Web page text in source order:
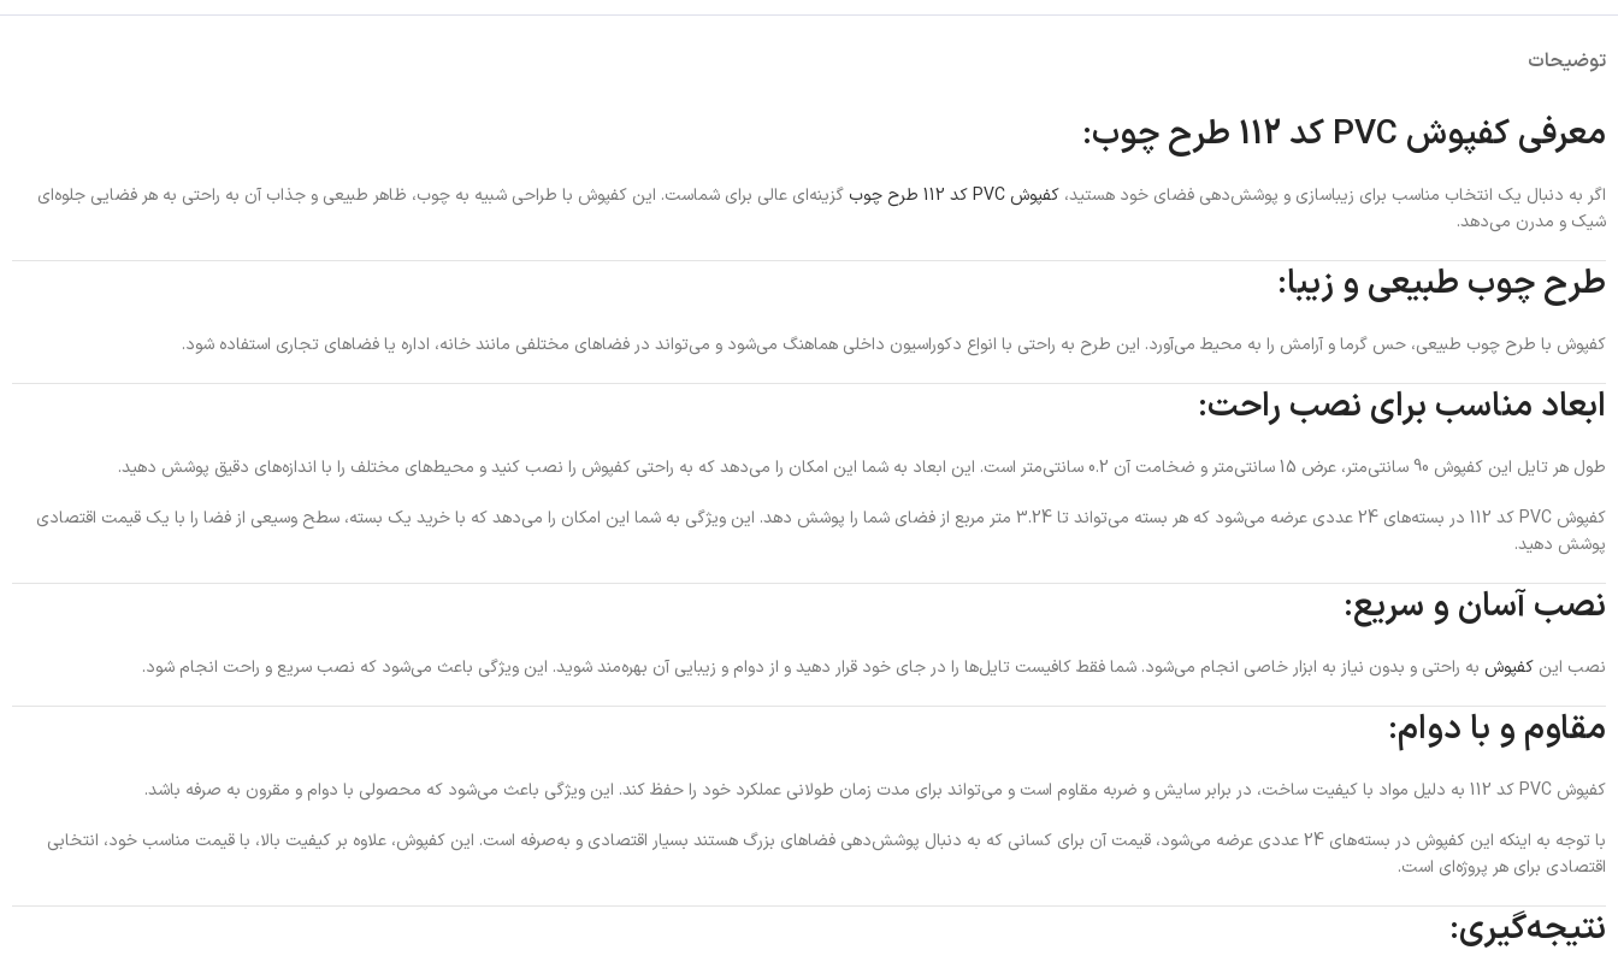
توضیحات
معرفی کفپوش PVC کد 112 طرح چوب:
اگر به دنبال یک انتخاب مناسب برای زیباسازی و پوشش‌دهی فضای خود هستید، کفپوش PVC کد 112 طرح چوب
گزینه‌ای عالی برای شماست. این کفپوش با طراحی شبیه به چوب، ظاهر طبیعی و جذاب آن به راحتی به هر فضایی جلوه‌ای
شیک و مدرن می‌دهد.
طرح چوب طبیعی و زیبا:
کفپوش با طرح چوب طبیعی، حس گرما و آرامش را به محیط می‌آورد. این طرح به راحتی با انواع دکوراسیون داخلی هماهنگ می‌شود و می‌تواند در فضاهای مختلفی مانند خانه، اداره یا فضاهای تجاری استفاده شود.
ابعاد مناسب برای نصب راحت:
طول هر تایل این کفپوش 90 سانتی‌متر، عرض 15 سانتی‌متر و ضخامت آن 0.2 سانتی‌متر است. این ابعاد به شما این امکان را می‌دهد که به راحتی کفپوش را نصب کنید و محیط‌های مختلف را با اندازه‌های دقیق پوشش دهید.
کفپوش PVC کد 112 در بسته‌های 24 عددی عرضه می‌شود که هر بسته می‌تواند تا 3.24 متر مربع از فضای شما را پوشش دهد. این ویژگی به شما این امکان را می‌دهد که با خرید یک بسته، سطح وسیعی از فضا را با یک قیمت اقتصادی
پوشش دهید.
نصب آسان و سریع:
نصب این کفپوش به راحتی و بدون نیاز به ابزار خاصی انجام می‌شود. شما فقط کافیست تایل‌ها را در جای خود قرار دهید و از دوام و زیبایی آن بهره‌مند شوید. این ویژگی باعث می‌شود که نصب سریع و راحت انجام شود.
مقاوم و با دوام:
کفپوش PVC کد 112 به دلیل مواد با کیفیت ساخت، در برابر سایش و ضربه مقاوم است و می‌تواند برای مدت زمان طولانی عملکرد خود را حفظ کند. این ویژگی باعث می‌شود که محصولی با دوام و مقرون به صرفه باشد.
با توجه به اینکه این کفپوش در بسته‌های 24 عددی عرضه می‌شود، قیمت آن برای کسانی که به دنبال پوشش‌دهی فضاهای بزرگ هستند بسیار اقتصادی و به‌صرفه است. این کفپوش، علاوه بر کیفیت بالا، با قیمت مناسب خود، انتخابی
اقتصادی برای هر پروژه‌ای است.
نتیجه‌گیری: